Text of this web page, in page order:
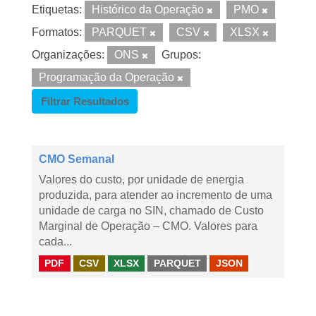
Etiquetas: Histórico da Operação
PMO
Formatos:
PARQUET CSV
XLSX
Organizações:
ONS
Grupos:
Programação da Operação
Filtrar Resultados
CMO Semanal
Valores do custo, por unidade de energia
produzida, para atender ao incremento de uma
unidade de carga no SIN, chamado de Custo
Marginal de Operação – CMO. Valores para
cada...
PDF CSV XLSX PARQUET JSON